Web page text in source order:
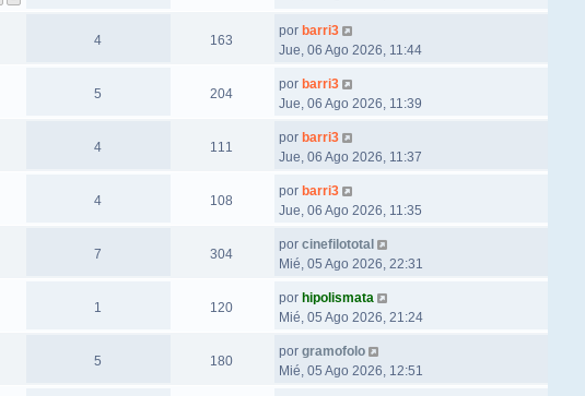
4 163
por barri3
Jue, 06 Ago 2026, 11:44
5 204
por barri3
Jue, 06 Ago 2026, 11:39
4 111
por barri3
Jue, 06 Ago 2026, 11:37
4 108
por barri3
Jue, 06 Ago 2026, 11:35
7 304
por cinefilototal
Mié, 05 Ago 2026, 22:31
1 120
por hipolismata
Mié, 05 Ago 2026, 21:24
5 180
por gramofolo
Mié, 05 Ago 2026, 12:51